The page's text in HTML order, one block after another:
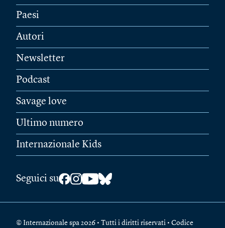
Paesi
Autori
Newsletter
Podcast
Savage love
Ultimo numero
Internazionale Kids
Seguici su
© Internazionale spa 2026 • Tutti i diritti riservati • Codice